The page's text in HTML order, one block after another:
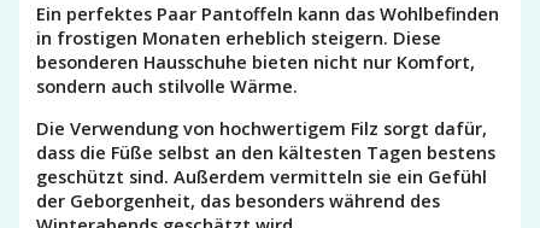
Ein perfektes Paar Pantoffeln kann das Wohlbefinden
in frostigen Monaten erheblich steigern. Diese
besonderen Hausschuhe bieten nicht nur Komfort,
sondern auch stilvolle Wärme.
Die Verwendung von hochwertigem Filz sorgt dafür,
dass die Füße selbst an den kältesten Tagen bestens
geschützt sind. Außerdem vermitteln sie ein Gefühl
der Geborgenheit, das besonders während des